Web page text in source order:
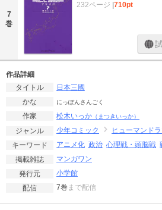
7
巻
232ページ 710pt
作品詳細
タイトル
日本三國
かな
にっぽんさんごく
作家 松木いっか （まつきいっか）
ジャンル 少年コミック
ヒューマンド
キーワード
アニメ化 政治 心理戦・頭脳戦
掲載雑誌
マンガワン
発行元
小学館
配信
7巻 まで配信